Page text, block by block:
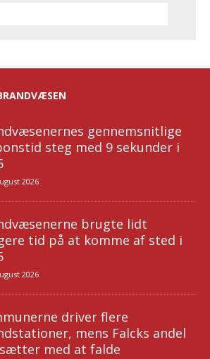
gennemsnitlige
steg med 9 sekunder i
2026
brugte lidt
tid på at komme af sted i
2026
driver flere
mens Falcks andel
med at falde